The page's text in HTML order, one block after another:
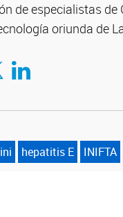
de especialistas
oriunda de
Facebook
en Twitter
Compartir en LinkedIn
hepatitis E INIFTA